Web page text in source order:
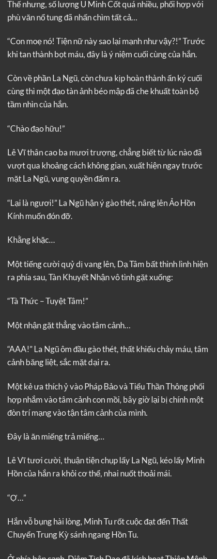
Thế nhưng, số lượng U Minh Cốt quá nhiều, phối hợp với
phù văn nổ tung đã nhấn chìm tất cả…
“Con moẹ nó! Tiện nữ này sao lại mạnh như vậy?!” Trước
khi tan thành bọt máu, đây là ý niệm cuối cùng của hắn.
Còn về phần La Ngũ, còn chưa kịp hoàn thành ấn ký cuối
cùng thì một đạo tàn ảnh béo mập đã che khuất toàn bộ
tầm nhìn của hắn.
“Chào đạo hữu!”
Lê Vĩ thân cao ba mươi trượng, chẳng biết từ lúc nào đã
vượt qua khoảng cách không gian, xuất hiện ngay trước
mặt La Ngũ, vung quyền đấm ra.
“Lại là ngươi!” La Ngũ hận ý gào thét, nâng lên Ảo Hồn
Kính muốn đón đỡ.
Khằng khặc…
Một tiếng cười quỷ dị vang lên, Dạ Tâm bất thình lình hiện
ra phía sau, Tàn Khuyết Nhận vô tình gặt xuống:
“Tà Thức – Tuyệt Tâm!”
Một nhận gặt thẳng vào tâm cảnh…
“AAA!” La Ngũ ôm đầu gào thét, thất khiếu chảy máu, tâm
cảnh băng liệt, sắc mặt dại ra.
Một kẻ ưa thích ỷ vào Pháp Bảo và Tiểu Thần Thông phối
hợp nhắm vào tâm cảnh con mồi, bây giờ lại bị chính một
đòn trí mạng vào tận tâm cảnh của mình.
Đây là ăn miếng trả miếng…
Lê Vĩ tươi cười, thuận tiện chụp lấy La Ngũ, kéo lấy Minh
Hồn của hắn ra khỏi cơ thể, nhai nuốt thoải mái.
“Ợ…”
Hắn vỗ bụng hài lòng, Minh Tu rốt cuộc đạt đến Thất
Chuyển Trung Kỳ sánh ngang Hồn Tu.